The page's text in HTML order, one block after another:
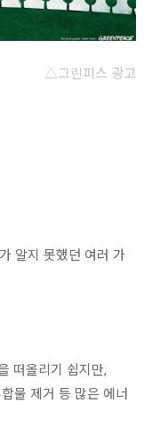
△그린피스 광고
알지 못했던 여러 가
떠올리기 쉽지만,
물 제거 등 많은 에너